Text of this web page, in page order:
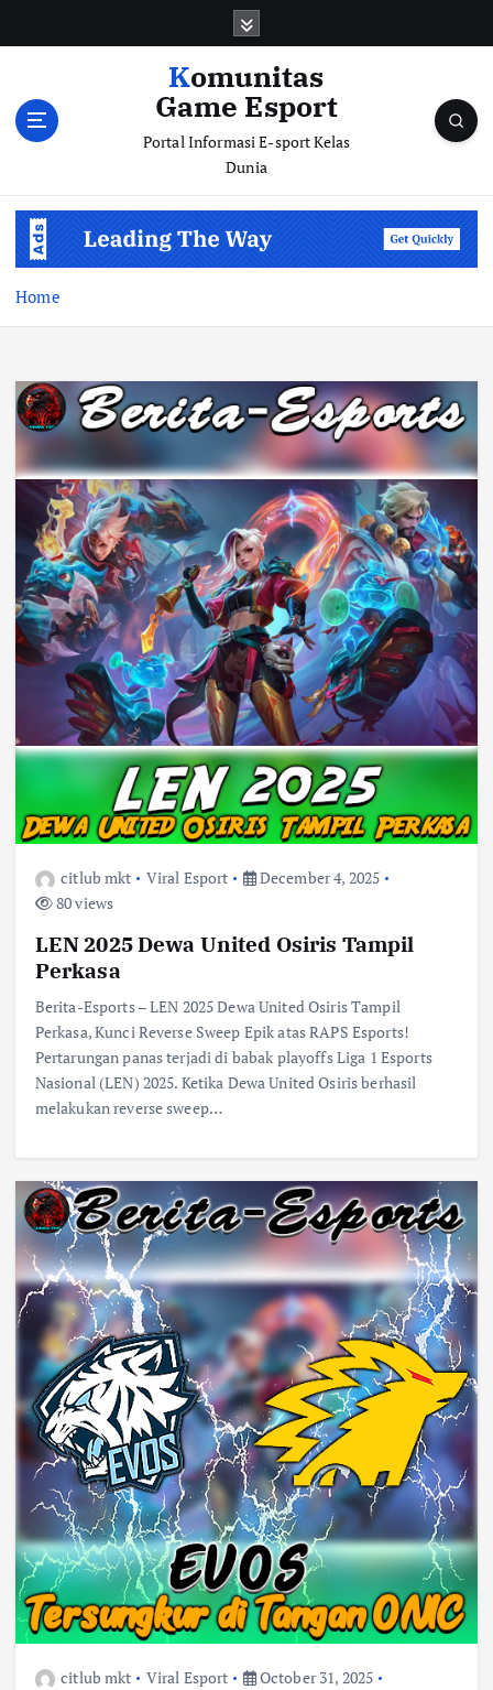
Komunitas
Game Esport
Portal Informasi E-sport Kelas
Dunia
Home
citlub mkt Viral Esport
December 4, 2025
80 views
LEN 2025 Dewa United Osiris Tampil
Perkasa
Berita-Esports – LEN 2025 Dewa United Osiris Tampil
Perkasa, Kunci Reverse Sweep Epik atas RAPS Esports!
Pertarungan panas terjadi di babak playoffs Liga 1 Esports
Nasional (LEN) 2025. Ketika Dewa United Osiris berhasil
melakukan reverse sweep…
citlub mkt Viral Esport
October 31, 2025